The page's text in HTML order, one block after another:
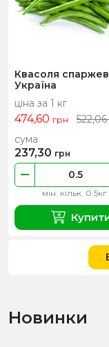
Квасоля
Україна
ціна за 1 кг
474,60 грн 522,06
мін. кільк. 0.5кг
сума
237,30 грн
Новинки